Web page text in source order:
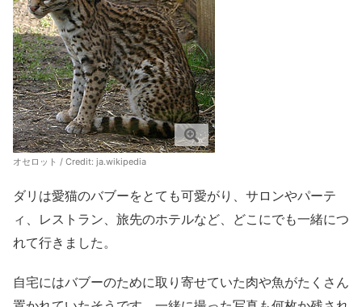
オセロット / Credit: ja.wikipedia
ダリは愛猫のバブーをとても可愛がり、サロンやパーテ
ィ、レストラン、旅先のホテルなど、どこにでも一緒につ
れて行きました。
自宅にはバブーのために取り寄せていた肉や魚がたくさん